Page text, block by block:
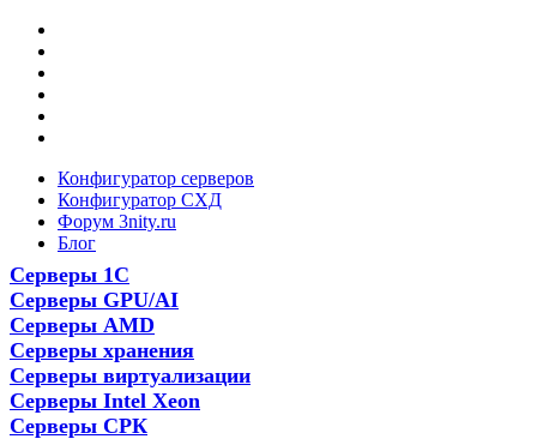
Конфигуратор серверов
Конфигуратор СХД
Форум 3nity.ru
Блог
Серверы 1С
Серверы GPU/AI
Серверы AMD
Серверы хранения
Серверы виртуализации
Серверы Intel Xeon
Серверы СРК